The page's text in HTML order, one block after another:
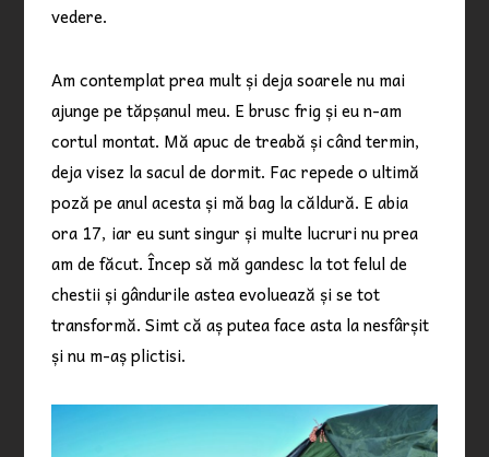
vedere.
Am contemplat prea mult și deja soarele nu mai
ajunge pe tăpșanul meu. E brusc frig și eu n-am
cortul montat. Mă apuc de treabă și când termin,
deja visez la sacul de dormit. Fac repede o ultimă
poză pe anul acesta și mă bag la căldură. E abia
ora 17, iar eu sunt singur și multe lucruri nu prea
am de făcut. Încep să mă gandesc la tot felul de
chestii și gândurile astea evoluează și se tot
transformă. Simt că aș putea face asta la nesfârșit
și nu m-aș plictisi.